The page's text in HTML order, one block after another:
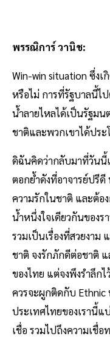
พรรณิการ์ วานิช:
Win-win situation ซึ่งเ
หรือไม่ การที่รัฐบาลนี้
น้ำลายไหลได้เป็นรัฐม
ชาติและพวกเขาได้ปร
ดิฉันคิดว่ากลับมาที่วันนี้
ตอกย้ำดังที่อาจารย์ปรีดี
ความรักในชาติ และต้อ
น้ำหนึ่งใจเดียวกันของ
รวมเป็นเรื่องที่สวยงาม
ชาติ จงรักภักดีต่อชาติ
ของไทย แต่จงพึงรําลึกไ
ควรจะผูกติดกับ Ethnic
ประเทศไทยของเรานี้แ
เชื่อ รวมไปถึงความเชื่